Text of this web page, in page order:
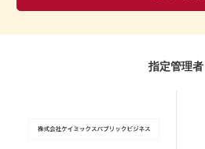
指定管理者